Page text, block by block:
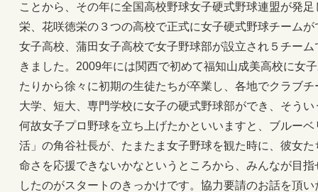
ことから、その年に全国高校野球女子硬式野球連盟が発
栄、花咲徳栄の３つの高校で正式に女子硬式野球チーム
女子高校、蒲田女子高校で女子野球部が設立され５チー
きました。2009年には関西で初めて福知山成美高校に女
たりから徐々に初期の生徒たちが卒業し、各地でクラブ
大学、短大、専門学校に女子の硬式野球部ができ、そう
何故女子プロ野球を立ち上げたかといいますと、ブルー
活」の角谷社長が、たまたま女子野球を観た時に、彼女
命さを応援できないかなというところから、みんなが目
したのがスタートのきっかけです。協力要請のお話を頂